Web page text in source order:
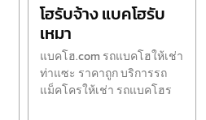
โฮรับจ้าง แบคโฮรับ
เหมา
แบคโฮ.com รถแบคโฮให้เช่า
ท่าแซะ ราคาถูก บริการรถ
แม็คโครให้เช่า รถแบคโฮร